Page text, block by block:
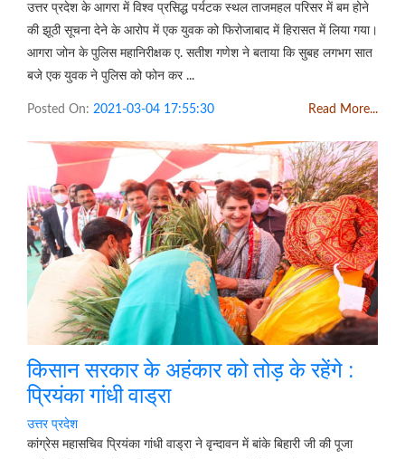
उत्तर प्रदेश के आगरा में विश्व प्रसिद्ध पर्यटक स्थल ताजमहल परिसर में बम होने
की झूठी सूचना देने के आरोप में एक युवक को फिरोजाबाद में हिरासत में लिया गया।
आगरा जोन के पुलिस महानिरीक्षक ए. सतीश गणेश ने बताया कि सुबह लगभग सात
बजे एक युवक ने पुलिस को फोन कर ...
Posted On: 2021-03-04 17:55:30 Read More...
किसान सरकार के अहंकार को तोड़ के रहेंगे :
प्रियंका गांधी वाड्रा
उत्तर प्रदेश
कांग्रेस महासचिव प्रियंका गांधी वाड्रा ने वृन्दावन में बांके बिहारी जी की पूजा